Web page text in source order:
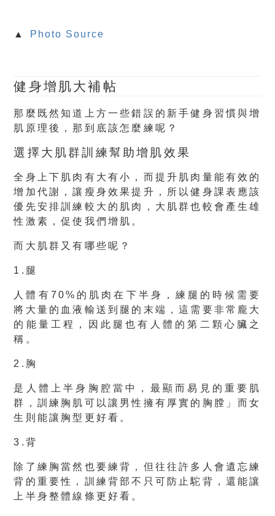
▲ Photo Source
健身增肌大補帖
那麼既然知道上方一些錯誤的新手健身習慣與增
肌原理後，那到底該怎麼練呢？
選擇大肌群訓練幫助增肌效果
全身上下肌肉有大有小，而提升肌肉量能有效的
增加代謝，讓瘦身效果提升，所以健身課表應該
優先安排訓練較大的肌肉，大肌群也較會產生雄
性激素，促使我們增肌。
而大肌群又有哪些呢？
1.腿
人體有70%的肌肉在下半身，練腿的時候需要
將大量的血液輸送到腿的末端，這需要非常龐大
的能量工程，因此腿也有人體的第二顆心臟之
稱。
2.胸
是人體上半身胸腔當中，最顯而易見的重要肌
群，訓練胸肌可以讓男性擁有厚實的胸膛」而女
生則能讓胸型更好看。
3.背
除了練胸當然也要練背，但往往許多人會遺忘練
背的重要性，訓練背部不只可防止駝背，還能讓
上半身整體線條更好看。